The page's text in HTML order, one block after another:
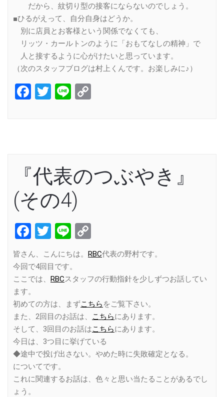
だから、紋切り型の接客にならないのでしょう。
■ひるがえって、自分自身はどうか。
別に店員とお客様という関係でなくても、
リッツ・カールトンのように「おもてなしの精神」で
人と接するように心がけたいと思っています。
（次のスタッフブログは村上くんです。お楽しみに♪）
Facebook
Twitter
Line
『代表のつぶやき』
(その4)
Facebook
Twitter
Line
Link
皆さん、こんにちは。 RBC代表の野村です。
今回で4回目です。
ここでは、 RBCスタッフの行動指針を少しずつお話してい
ます。
初めての方は、まずこちら をご覧下さい。
また、2回目のお話は、
こちらにあります。
そして、3回目のお話はこちらにあります。
今日は、3つ目に挙げている
◆途中で投げ出さない。やめた時に失敗確定となる。
についてです。
これに関連するお話は、色々と思い当たることがあるでし
ょう。